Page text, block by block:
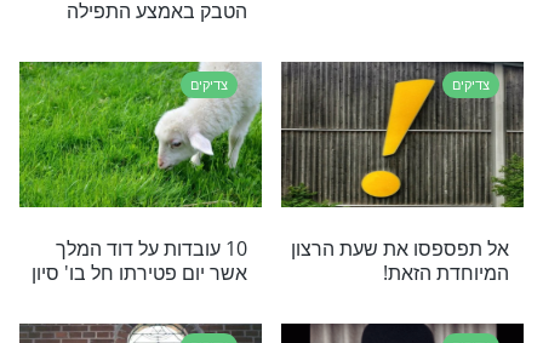
הצדיק את
מהשמדה
צדיקים
סגולת היום: יום הילולת הרב
משה גאלנטי זצ"ל